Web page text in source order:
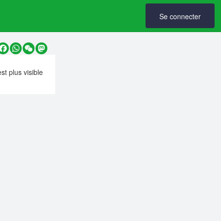
Se connecter
Facebook
WhatsApp
WeChatMastodon
plus visible